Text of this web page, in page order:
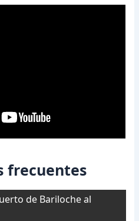
frecuentes
de Bariloche al